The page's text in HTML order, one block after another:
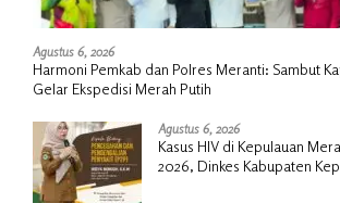
Agustus 6, 2026
Harmoni Pemkab dan Polres Meranti: Sambut
Gelar Ekspedisi Merah Putih
Agustus 6, 2026
Kasus HIV di Kepulauan
2026, Dinkes Kabupaten